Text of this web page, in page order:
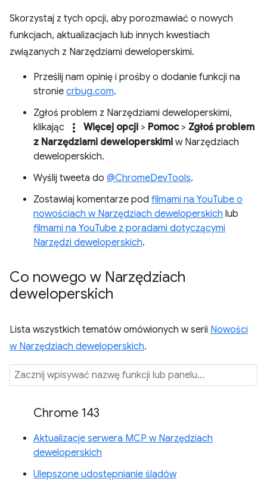
Skorzystaj z tych opcji, aby porozmawiać o nowych
funkcjach, aktualizacjach lub innych kwestiach
związanych z Narzędziami deweloperskimi.
Prześlij nam opinię i prośby o dodanie funkcji na
stronie crbug.com.
Zgłoś problem z Narzędziami deweloperskimi,
klikając
more_vert Więcej opcji > Pomoc> Zgłoś problem
z Narzędziami deweloperskimi w Narzędziach
deweloperskich.
Wyślij tweeta do @ChromeDevTools.
Zostawiaj komentarze pod filmami na YouTube o
nowościach w Narzędziach deweloperskich lub
filmami na YouTube z poradami dotyczącymi
Narzędzi deweloperskich.
Co nowego w Narzędziach
deweloperskich
Lista wszystkich tematów omówionych w serii Nowości
w Narzędziach deweloperskich.
Chrome 143
Aktualizacje serwera MCP w Narzędziach
deweloperskich
Ulepszone udostępnianie śladów